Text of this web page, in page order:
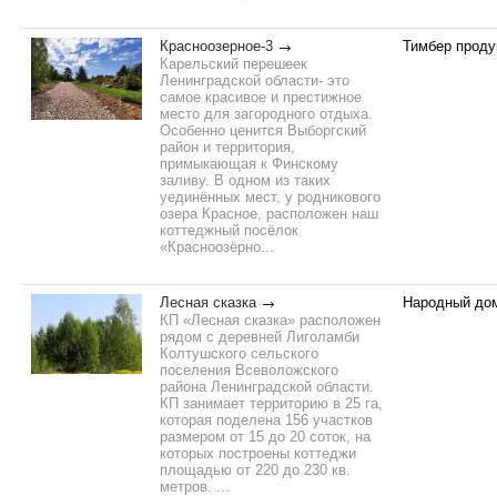
Красноозерное-3
Карельский перешеек
Ленинградской области- это
самое красивое и престижное
место для загородного отдыха.
Особенно ценится Выборгский
район и территория,
примыкающая к Финскому
заливу. В одном из таких
уединённых мест, у родникового
озера Красное, расположен наш
коттеджный посёлок
«Красноозёрно...
Тимбер
Лесная сказка
КП «Лесная сказка» расположен
рядом с деревней Лиголамби
Колтушского сельского
поселения Всеволожского
района Ленинградской области.
КП занимает территорию в 25 га,
которая поделена 156 участков
размером от 15 до 20 соток, на
которых построены коттеджи
площадью от 220 до 230 кв.
метров. ...
Народный